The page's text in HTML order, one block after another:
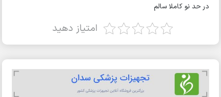
در حد نو کاملا سالم
امتیاز دهید